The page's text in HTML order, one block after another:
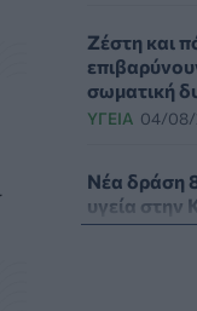
Ζέστη και
σωματική
ΥΓΕΊΑ 04/08/
Νέα δράση
υγεία στην